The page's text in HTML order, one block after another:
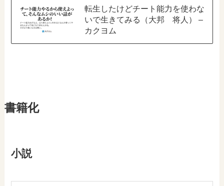
転生したけどチート能力を使わな
いで生きてみる（大邦 将人） –
カクヨム
書籍化
小説